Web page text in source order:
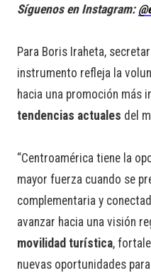
Síguenos en Instagram:
Para Boris Iraheta,
instrumento refleja la
hacia una promoción más
tendencias actuales del
“Centroamérica tiene la
mayor fuerza cuando se
complementaria y
avanzar hacia una visión
movilidad turística,
nuevas oportunidades